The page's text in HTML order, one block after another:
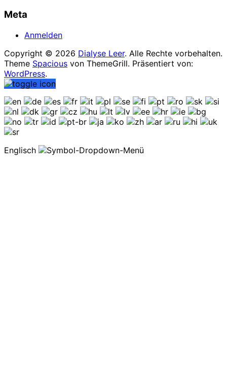
Meta
Anmelden
Copyright © 2026 Dialyse Leer. Alle Rechte vorbehalten.
Theme Spacious von ThemeGrill. Präsentiert von:
WordPress.
Englisch